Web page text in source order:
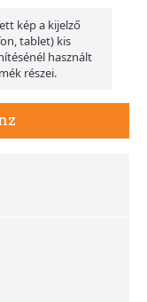
kép a kijelző
tablet) kis
használt
részei.